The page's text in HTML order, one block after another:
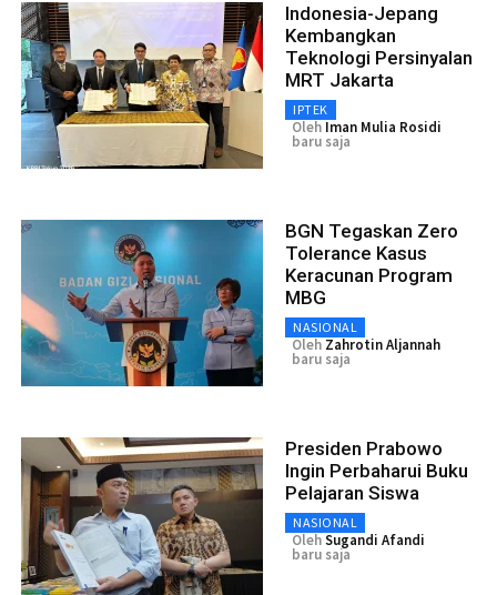
Indonesia-Jepang
Kembangkan
Teknologi Persinyalan
MRT Jakarta
IPTEK
Oleh Iman Mulia Rosidi
baru saja
BGN Tegaskan Zero
Tolerance Kasus
Keracunan Program
MBG
NASIONAL
Oleh Zahrotin Aljannah
baru saja
Presiden Prabowo
Ingin Perbaharui Buku
Pelajaran Siswa
NASIONAL
OlehSugandi Afandi
baru saja